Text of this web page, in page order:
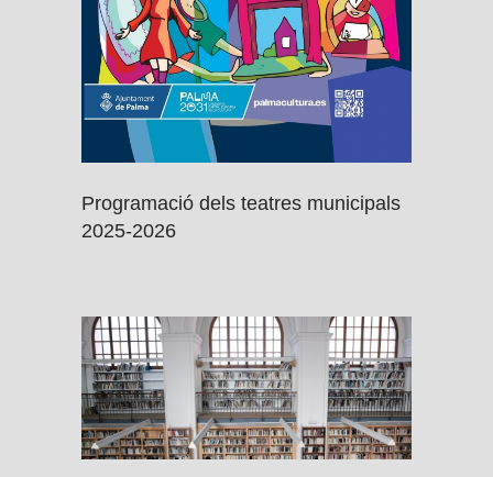
Programació dels teatres municipals
2025-2026